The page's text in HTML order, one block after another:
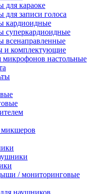
караоке
записи голоса
кардиоидные
суперкардиоидные
и комплектующие
микрофонов настольные
/ мониторинговые
наушников